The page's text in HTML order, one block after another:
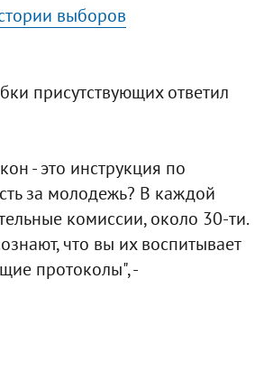
выборов
присутствующих ответил
- это инструкция по
за молодежь? В каждой
комиссии, около 30-ти.
что вы их воспитывает
протоколы", -